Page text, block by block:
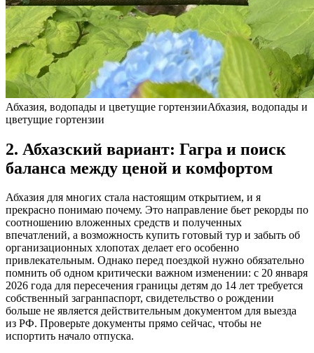
Абхазия, водопады и цветущие гортензииАбхазия, водопады и
цветущие гортензии
2. Абхазский вариант: Гагра и поиск
баланса между ценой и комфортом
Абхазия для многих стала настоящим открытием, и я
прекрасно понимаю почему. Это направление бьет рекорды по
соотношению вложенных средств и полученных
впечатлений, а возможность купить готовый тур и забыть об
организационных хлопотах делает его особенно
привлекательным. Однако перед поездкой нужно обязательно
помнить об одном критически важном изменении: с 20 января
2026 года для пересечения границы детям до 14 лет требуется
собственный загранпаспорт, свидетельство о рождении
больше не является действительным документом для выезда
из РФ. Проверьте документы прямо сейчас, чтобы не
испортить начало отпуска.